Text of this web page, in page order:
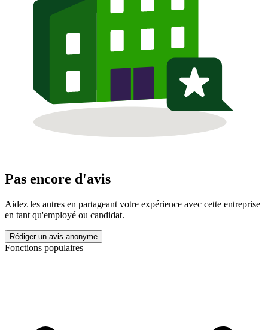
Pas encore d'avis
Aidez les autres en partageant votre expérience avec cette entreprise
en tant qu'employé ou candidat.
Rédiger un avis anonyme
Fonctions populaires